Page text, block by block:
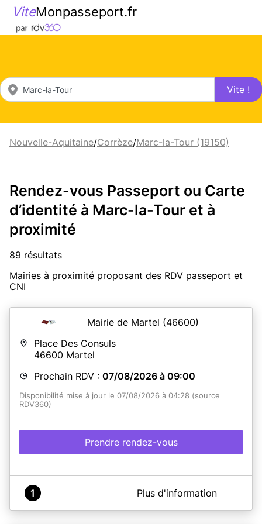
ViteMonpasseport.fr
Vite !
Nouvelle-Aquitaine/Corrèze/Marc-la-Tour (19150)
Rendez-vous Passeport ou Carte
d’identité à Marc-la-Tour et à
proximité
89 résultats
Mairies à proximité proposant des RDV passeport et
CNI
Mairie de Martel (46600)
Place Des Consuls
46600 Martel
Prochain RDV : 07/08/2026 à 09:00
Disponibilité mise à jour le 07/08/2026 à 04:28 (source
RDV360)
Prendre rendez-vous
A propos de Mairie de MARTEL
1 Plus d'information